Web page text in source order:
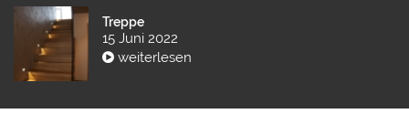
Treppe
15 Juni 2022
weiterlesen